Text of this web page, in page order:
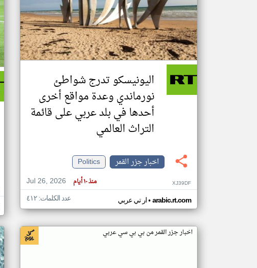
اليونيسكو تدرج شواطئ
نورماندي وعدة مواقع أخرى
أحدها في بلد عربي على قائمة
التراث العالمي
اخبار جزر القمر
Politics
Jul 26, 2026
منذ ١٠ أيام XJ39DF
ار تي عربي• arabic.rt.com عدد الكلمات: ٤١٢
اخبار جزر القمر من بي بي سي عربي